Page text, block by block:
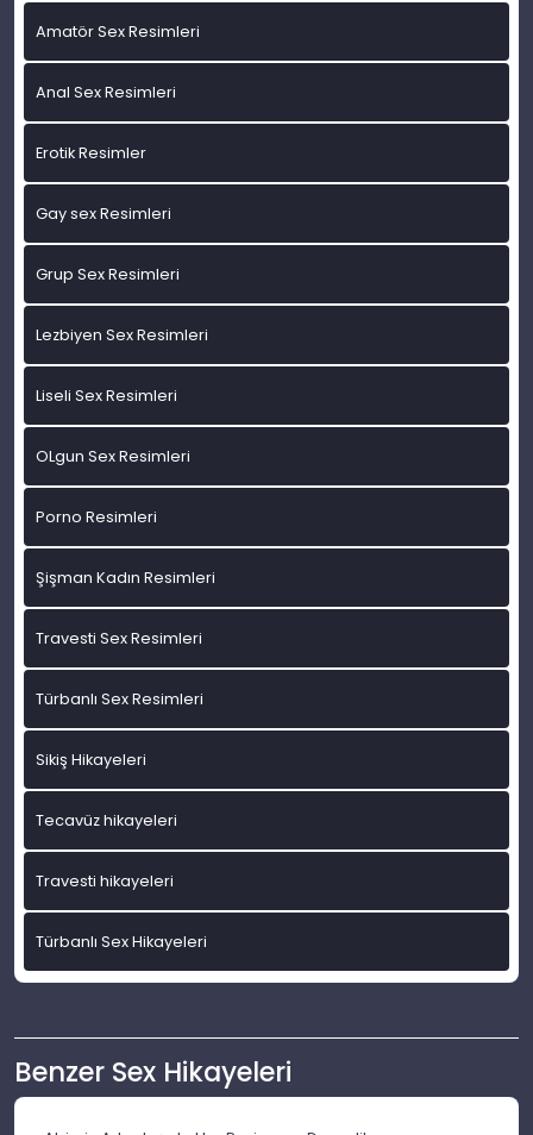
Amatör Sex Resimleri
Anal Sex Resimleri
Erotik Resimler
Gay sex Resimleri
Grup Sex Resimleri
Lezbiyen Sex Resimleri
Liseli Sex Resimleri
OLgun Sex Resimleri
Porno Resimleri
Şişman Kadın Resimleri
Travesti Sex Resimleri
Türbanlı Sex Resimleri
Sikiş Hikayeleri
Tecavüz hikayeleri
Travesti hikayeleri
Türbanlı Sex Hikayeleri
Benzer Sex Hikayeleri